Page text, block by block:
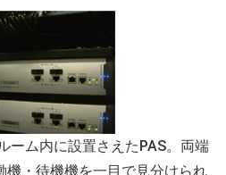
ーム内に設置さえたPAS。両端
機・待機機を一目で見分けられ